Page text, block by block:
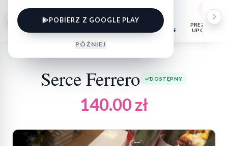
KWIATY
DONICZKOWE
FLOWER
OKOLICZNOŚCIOWE
PREZENTY I
UPOMINKI
Serce Ferrero DOSTĘPNY
140.00zł
POBIERZ Z GOOGLE PLAY
PÓŹNIEJ